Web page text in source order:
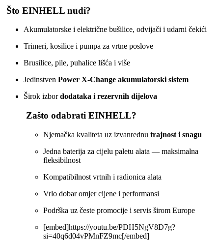
Što EINHELL nudi?
Akumulatorske i električne bušilice, odvijači i udarni čekići
Trimeri, kosilice i pumpa za vrtne poslove
Brusilice, pile, puhalice lišća i više
Jedinstven Power X‑Change akumulatorski sistem
Širok izbordodataka i rezervnih dijelova
Zašto odabrati EINHELL?
Njemačka kvaliteta uz izvanrednu trajnost i snagu
Jedna baterija za cijelu paletu alata — maksimalna
fleksibilnost
Kompatibilnost vrtnih i radionica alata
Vrlo dobar omjer cijene i performansi
Podrška uz česte promocije i servis širom Europe
[embed]https://youtu.be/PDH5NgV8D7g?
si=40q6d04vPMnFZ9mc[/embed]